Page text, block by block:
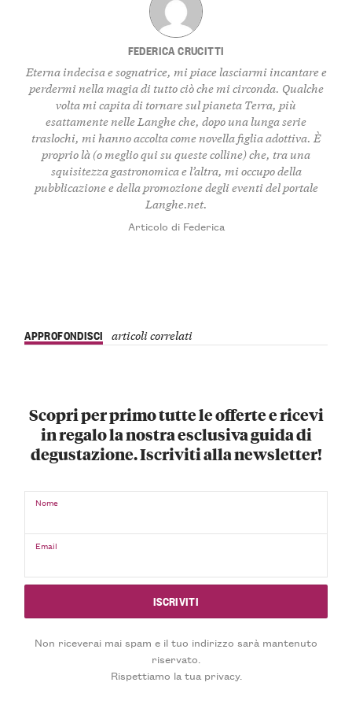
FEDERICA CRUCITTI
Eterna indecisa e sognatrice, mi piace lasciarmi incantare e
perdermi nella magia di tutto ciò che mi circonda. Qualche
volta mi capita di tornare sul pianeta Terra, più
esattamente nelle Langhe che, dopo una lunga serie
traslochi, mi hanno accolta come novella figlia adottiva. È
proprio là (o meglio qui su queste colline) che, tra una
squisitezza gastronomica e l’altra, mi occupo della
pubblicazione e della promozione degli eventi del portale
Langhe.net.
Articolo di Federica
APPROFONDISCI articoli correlati
Scopri per primo tutte le offerte e ricevi
in regalo la nostra esclusiva guida di
degustazione. Iscriviti alla newsletter!
Nome
Email
Non riceverai mai spam e il tuo indirizzo sarà mantenuto
riservato.
Rispettiamo la tua privacy.